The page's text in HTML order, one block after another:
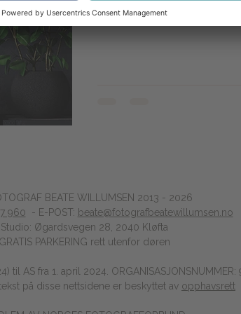
deg gjerne!
BEATE WILLUMSEN 2013 - 2026
960 - E-POST: beate@fotografbeatewillumsen.no
Studio: Øgardsvegen 28, 2040 Kløfta
GRATIS PARKERING rett utenfor døren​
til AS fra 1. april 2024. ORGANISASJONSNUMMER:
på disse nettsidene er beskyttet av opphavsrett